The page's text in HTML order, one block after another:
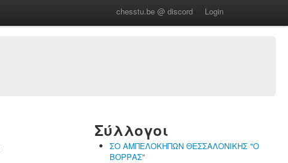
chesstu.be @ discord Login
Σύλλογοι
ΣΟ ΑΜΠΕΛΟΚΗΠΩΝ ΘΕΣΣΑΛΟΝΙΚΗΣ "Ο
ΒΟΡΡΑΣ"